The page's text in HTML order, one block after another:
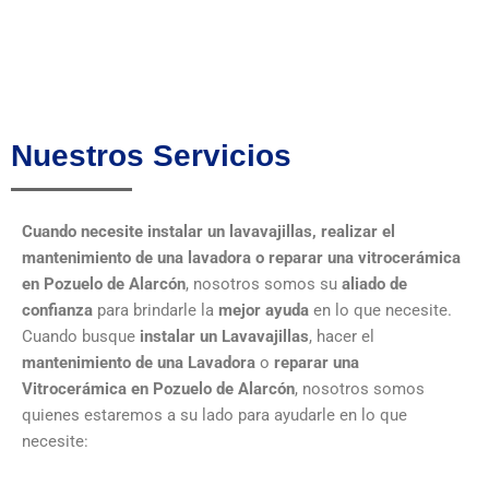
Nuestros Servicios
Cuando necesite instalar un lavavajillas, realizar el
mantenimiento de una lavadora o reparar una vitrocerámica
en Pozuelo de Alarcón, nosotros somos su aliado de
confianza para brindarle la mejor ayuda en lo que necesite.
Cuando busque instalar un Lavavajillas, hacer el
mantenimiento de una Lavadora o reparar una
Vitrocerámica en Pozuelo de Alarcón, nosotros somos
quienes estaremos a su lado para ayudarle en lo que
necesite: